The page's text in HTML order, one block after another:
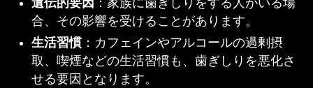
遺伝的要因 ：家族に歯ぎしりをする人がいる場
合、その影響を受けることがあります。
生活習慣：カフェインやアルコールの過剰摂
取、喫煙などの生活習慣も、歯ぎしりを悪化さ
せる要因となります。